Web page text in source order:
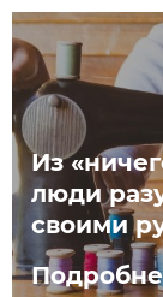
Из
люди
своими